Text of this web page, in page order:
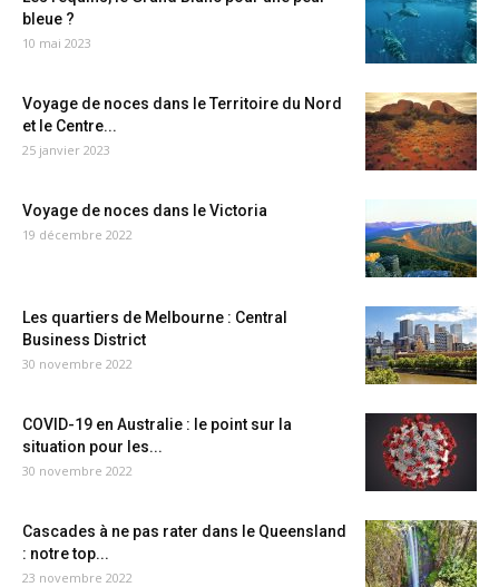
bleue ?
10 mai 2023
Voyage de noces dans le Territoire du Nord
et le Centre...
25 janvier 2023
Voyage de noces dans le Victoria
19 décembre 2022
Les quartiers de Melbourne : Central
Business District
30 novembre 2022
COVID-19 en Australie : le point sur la
situation pour les...
30 novembre 2022
Cascades à ne pas rater dans le Queensland
: notre top...
23 novembre 2022